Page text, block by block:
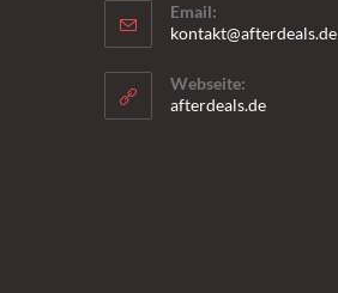
Email:
kontakt@afterdeals.de
Webseite:
afterdeals.de